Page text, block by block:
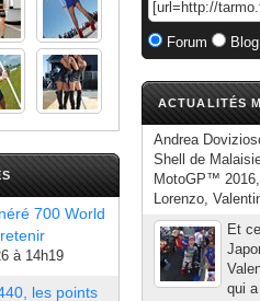
700 World
à 14h19
les points
Forum
ACTUALITÉS
Andrea
Shell de
MotoGP™
Lorenzo,
Et
qui